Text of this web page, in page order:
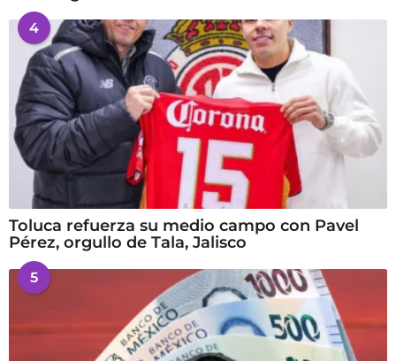
4
Toluca refuerza su medio campo con Pavel
Pérez, orgullo de Tala, Jalisco
5